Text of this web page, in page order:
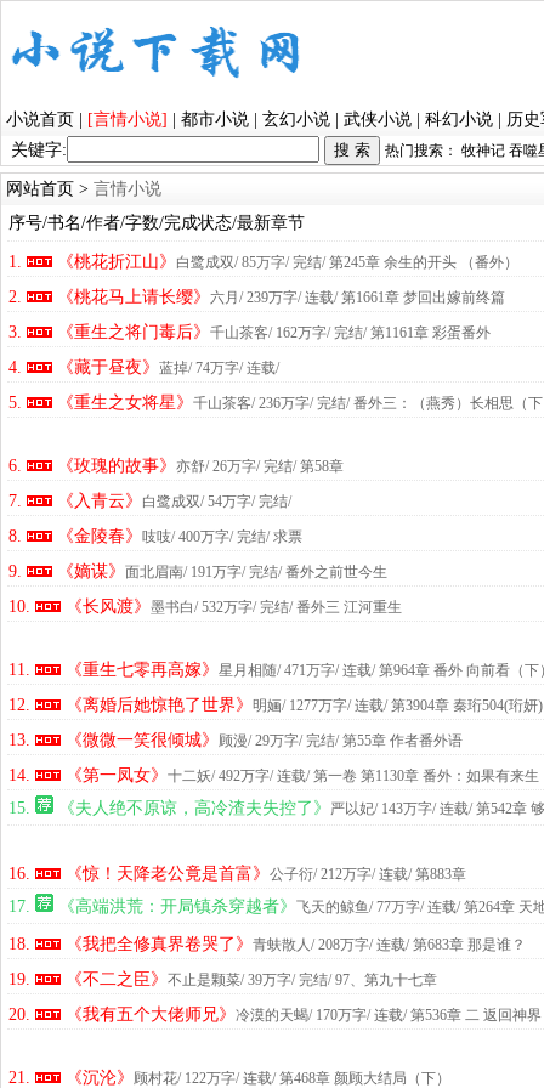
小说首页 [言情小说] 都市小说 玄幻小说 武侠小说 科幻小说
历
关键字:
热门搜索： 牧神记 吞噬
网站首页 > 言情小说
序号/书名/作者/字数/完成状态/最新章节
1. 《桃花折江山》 白鹭成双/ 85万字/ 完结/ 第245章 余生的开头 （番外）
2. 《桃花马上请长缨》 六月 / 239万字/ 连载/ 第1661章 梦回出嫁前终篇
3. 《重生之将门毒后》 千山茶客/ 162万字/ 完结/ 第1161章 彩蛋番外
4. 《藏于昼夜》 蓝掉/ 74万字/ 连载/
5. 《重生之女将星》 千山茶客/ 236万字/ 完结/ 番外三：（燕秀）长相思（
6. 《玫瑰的故事》 亦舒/ 26万字/ 完结/ 第58章
7. 《入青云》 白鹭成双/ 54万字/ 完结/
8. 《金陵春》 吱吱/ 400万字/ 完结/ 求票
9. 《嫡谋》 面北眉南/ 191万字/ 完结/ 番外之前世今生
10. 《长风渡》 墨书白/ 532万字/ 完结/ 番外三 江河重生
11. 《重生七零再高嫁》 星月相随/ 471万字/ 连载/ 第964章 番外 向前看（下
12. 《离婚后她惊艳了世界》 明婳/ 1277万字/ 连载/ 第3904章 秦珩504(珩妍)
13. 《微微一笑很倾城》 顾漫/ 29万字/ 完结/ 第55章 作者番外语
14. 《第一凤女》 十二妖/ 492万字/ 连载/ 第一卷 第1130章 番外：如果有来
15. 《夫人绝不原谅，高冷渣夫失控了》 严以妃/ 143万字/ 连载/ 第542章
16. 《惊！天降老公竟是首富》 公子衍/ 212万字/ 连载/ 第883章
17. 《高端洪荒：开局镇杀穿越者》 飞天的鲸鱼/ 77万字/ 连载/ 第264章 天
18. 《我把全修真界卷哭了》 青蚨散人/ 208万字/ 连载/ 第683章 那是谁？
19. 《不二之臣》 不止是颗菜/ 39万字/ 完结/ 97、第九十七章
20. 《我有五个大佬师兄》 冷漠的天蝎/ 170万字/ 连载/ 第536章 二 返回神界
21. 《沉沦》 顾村花/ 122万字/ 连载/ 第468章 颜顾大结局（下）